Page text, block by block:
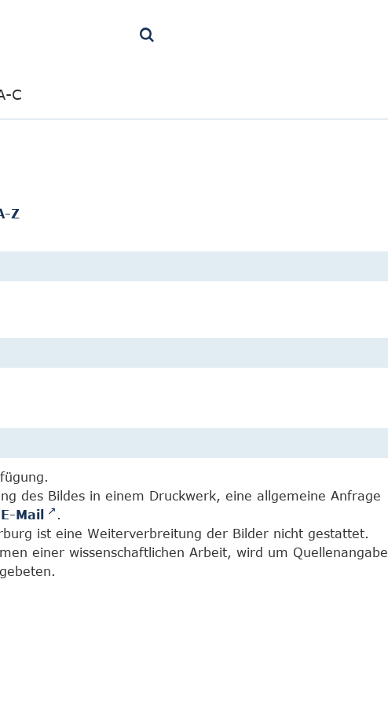
C
Z
des Bildes in einem Druckwerk, eine allgemeine Anfrage
E-Mail
.
ist eine Weiterverbreitung der Bilder nicht gestattet.
einer wissenschaftlichen Arbeit, wird um Quellenangabe